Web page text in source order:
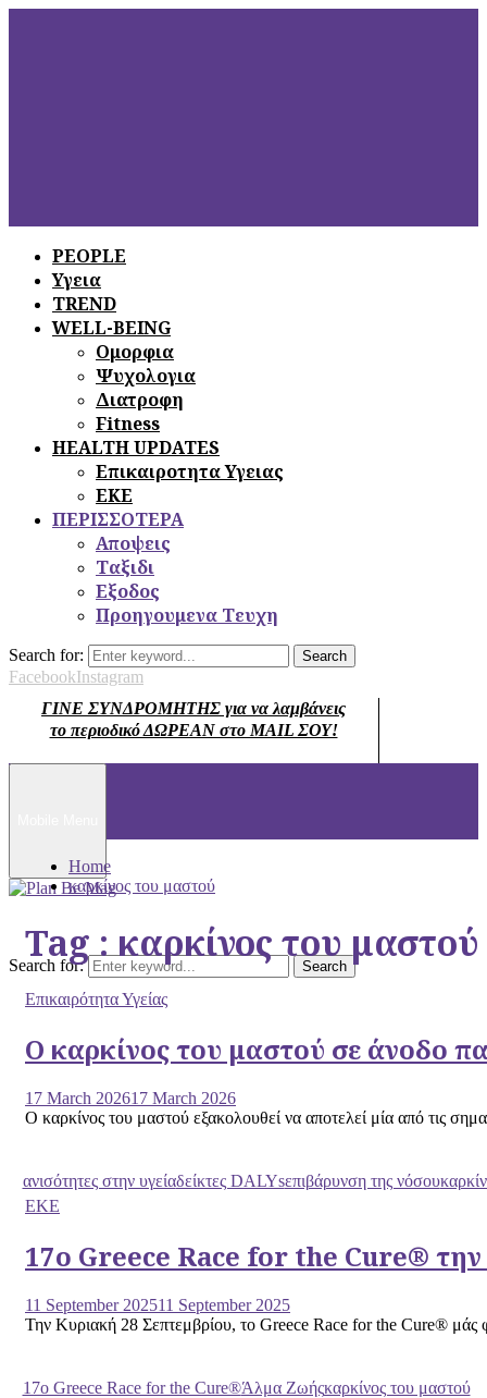
PEOPLE
Υγεια
TREND
WELL-BEING
Ομορφια
Ψυχολογια
Διατροφη
Fitness
HEALTH UPDATES
Επικαιροτητα Υγειας
ΕΚΕ
ΠΕΡΙΣΣΟΤΕΡΑ
Αποψεις
Ταξιδι
Εξοδος
Προηγουμενα Τευχη
Search for: Search
FacebookInstagram
ΓΙΝΕ ΣΥΝΔΡΟΜΗΤΗΣ για να λαμβάνεις
το περιοδικό ΔΩΡΕΑΝ στο MAIL ΣΟΥ!
Search for: Search
Home
καρκίνος του μαστού
Tag : καρκίνος του μαστού
Επικαιρότητα Υγείας
Ο καρκίνος του μαστού σε άνοδο
17 March 202617 March 2026
Ο καρκίνος του μαστού εξακολουθεί να αποτελεί μία από τις
ανισότητες στην υγείαδείκτες DALYsεπιβάρυνση της νόσου
ΕΚΕ
17ο Greece Race for the Cure® την
11 September 202511 September 2025
Την Κυριακή 28 Σεπτεμβρίου, το Greece Race for the Cure® μάς
17ο Greece Race for the Cure®Άλμα Ζωήςκαρκίνος του μαστού